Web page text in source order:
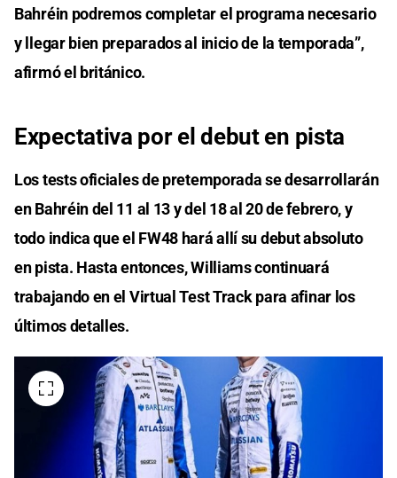
Bahréin podremos completar el programa necesario
y llegar bien preparados al inicio de la temporada”,
afirmó el británico.
Expectativa por el debut en pista
Los tests oficiales de pretemporada se desarrollarán
en Bahréin del 11 al 13 y del 18 al 20 de febrero, y
todo indica que el FW48 hará allí su debut absoluto
en pista. Hasta entonces, Williams continuará
trabajando en el Virtual Test Track para afinar los
últimos detalles.